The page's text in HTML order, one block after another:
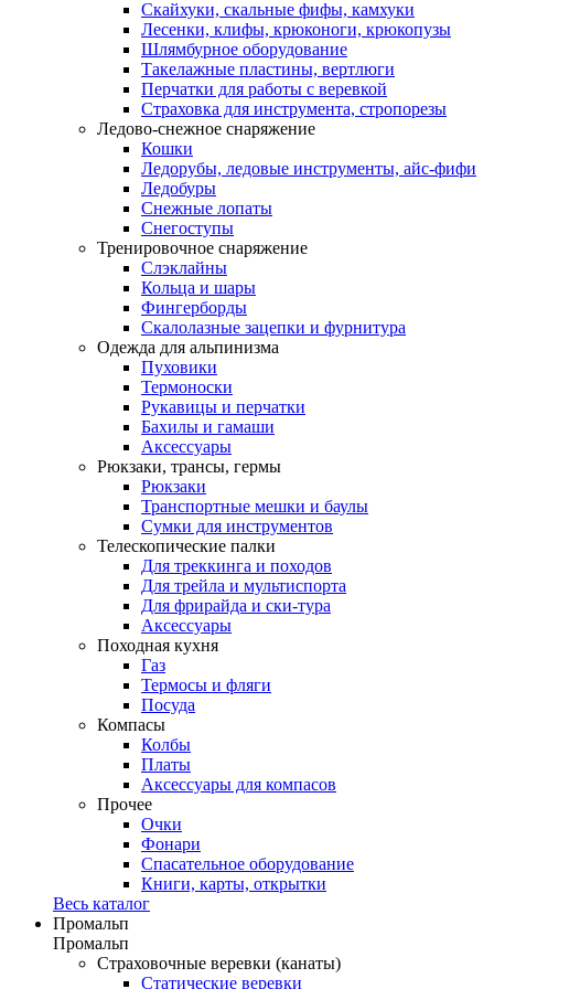
Скайхуки, скальные фифы, камхуки
Лесенки, клифы, крюконоги, крюкопузы
Шлямбурное оборудование
Такелажные пластины, вертлюги
Перчатки для работы с веревкой
Страховка для инструмента, стропорезы
Ледово-снежное снаряжение
Кошки
Ледорубы, ледовые инструменты, айс-фифи
Ледобуры
Снежные лопаты
Снегоступы
Тренировочное снаряжение
Слэклайны
Кольца и шары
Фингерборды
Скалолазные зацепки и фурнитура
Одежда для альпинизма
Пуховики
Термоноски
Рукавицы и перчатки
Бахилы и гамаши
Аксессуары
Рюкзаки, трансы, гермы
Рюкзаки
Транспортные мешки и баулы
Сумки для инструментов
Телескопические палки
Для треккинга и походов
Для трейла и мультиспорта
Для фрирайда и ски-тура
Аксессуары
Походная кухня
Газ
Термосы и фляги
Посуда
Компасы
Колбы
Платы
Аксессуары для компасов
Прочее
Очки
Фонари
Спасательное оборудование
Книги, карты, открытки
Весь каталог
Промальп
Промальп
Страховочные веревки (канаты)
Статические веревки